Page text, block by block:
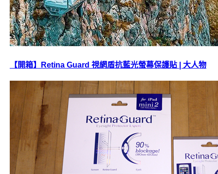
【開箱】Retina Guard 視網盾抗藍光螢幕保護貼 | 大人物